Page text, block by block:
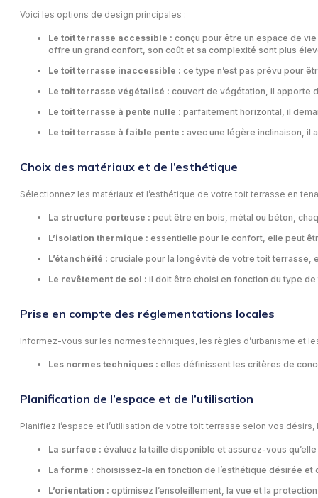
Voici les options de design principales :
Le toit terrasse accessible : conçu pour être un espace de
offre un grand confort, son coût et sa complexité sont plus
Le toit terrasse inaccessible : ce type n’est pas prévu pour
Le toit terrasse végétalisé : couvert de végétation, il apporte
Le toit terrasse à pente nulle : parfaitement horizontal, il
Le toit terrasse à faible pente : avec une légère inclinaison, il
Choix des matériaux et de l’esthétique
Sélectionnez les matériaux et l’esthétique de votre toit terrasse en
La structure porteuse : peut être en bois, métal ou béton,
L’isolation thermique : essentielle pour le confort, elle peut
L’étanchéité : cruciale pour la longévité de votre toit terrasse,
Le revêtement de sol : il doit être choisi en fonction du type
Prise en compte des réglementations locales
Informez-vous sur les normes techniques, les règles d’urbanisme et
Les normes techniques : elles définissent les critères de
Planification de l’espace et de l’utilisation
Planifiez l’espace et l’utilisation de votre toit terrasse selon vos
La surface : évaluez la taille disponible et assurez-vous
La forme : choisissez-la en fonction de l’esthétique désirée
L’orientation : optimisez l’ensoleillement, la vue et la